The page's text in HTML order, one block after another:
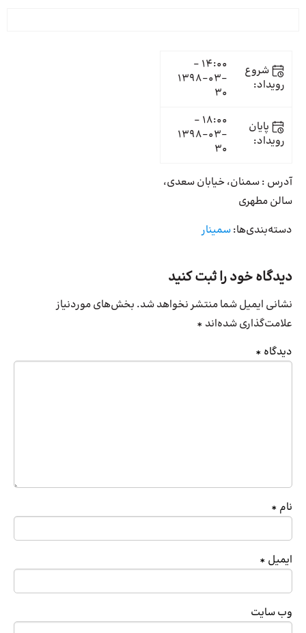
شروع
رویداد:
14:00 -
1398-03-
30
پایان
رویداد:
18:00 -
1398-03-
30
آدرس : سمنان، خیابان سعدی،
سالن مطهری
دسته‌بندی‌ها:سمینار
دیدگاه خود را ثبت کنید
نشانی ایمیل شما منتشر نخواهد شد. بخش‌های موردنیاز
علامت‌گذاری شده‌اند *
دیدگاه *
نام *
ایمیل *
وب‌ سایت